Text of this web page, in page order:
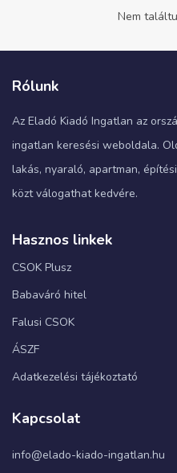
Nem
Rólunk
Az Eladó Kiadó Ingatlan az
ingatlan keresési weboldala.
lakás, nyaraló, apartman,
közt válogathat kedvére.
Hasznos linkek
CSOK Plusz
Babaváró hitel
Falusi CSOK
ÁSZF
Adatkezelési tájékoztató
Kapcsolat
info@elado-kiado-ingatlan.hu